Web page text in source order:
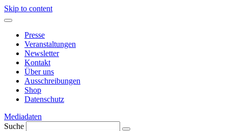
Skip to content
Presse
Veranstaltungen
Newsletter
Kontakt
Über uns
Ausschreibungen
Shop
Datenschutz
Mediadaten
Suche